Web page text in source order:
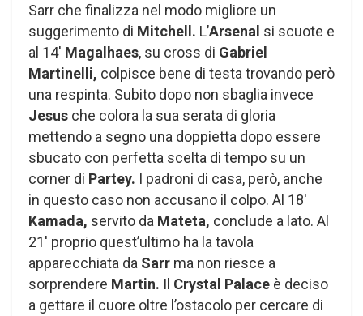
Sarr che finalizza nel modo migliore un
suggerimento di Mitchell. L’Arsenal si scuote e
al 14′ Magalhaes, su cross di Gabriel
Martinelli, colpisce bene di testa trovando però
una respinta. Subito dopo non sbaglia invece
Jesus che colora la sua serata di gloria
mettendo a segno una doppietta dopo essere
sbucato con perfetta scelta di tempo su un
corner di Partey. I padroni di casa, però, anche
in questo caso non accusano il colpo. Al 18′
Kamada, servito da Mateta, conclude a lato. Al
21′ proprio quest’ultimo ha la tavola
apparecchiata da Sarr ma non riesce a
sorprendere Martin. Il Crystal Palace è deciso
a gettare il cuore oltre l’ostacolo per cercare di